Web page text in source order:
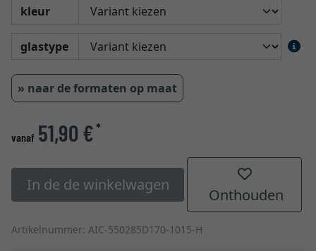
kleur
glastype
» naar de formaten op maat
vanaf 51,90 €*
In de de winkelwagen
Onthouden
Artikelnummer: AIC-550285D170-1015-H